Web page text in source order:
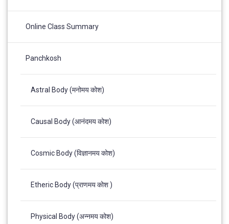
Online Class Summary
Panchkosh
Astral Body (मनोमय कोश)
Causal Body (आनंदमय कोश)
Cosmic Body (विज्ञानमय कोश)
Etheric Body (प्राणमय कोश )
Physical Body (अन्नमय कोश)